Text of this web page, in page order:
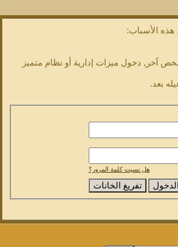
هذه الأسباب:
آخر, دخول ميزات إدارية أو نظام متميز
بعد.
هل نسيت كلمة المرور؟